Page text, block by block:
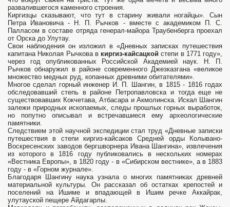
развалившегося каменного строения.
Киргизцы сказывают, что тут в старину живали ногайцы». Сын
Петра Ивановича - Н. П. Рычков - вместе с академиком П. С.
Палласом в составе отряда генерал-майора Траубенберга проехал
от Орска до Улутау.
Свои наблюдения он изложил в «Дневных записках путешествия
капитана Николая Рычкова в киргиз-кайсацкой степи в 1771 году»,
через год опубликованных Российской Академией наук. Н. П.
Рычков обнаружил в районе современного Джезказгана «великое
множество медных руд, копанных древними обитателями».
Многое сделал горный инженер И. П. Шангин, в 1815 - 1816 годах
обследовавший степь в районе Петропавловска и тогда еще не
существовавших Кокчетава, Атбасара и Акмолинска. Искал Шангин
залежи природных ископаемых, следы прошлых горных выработок,
но попутно описывал и встречавшиеся ему археологические
памятники.
Следствием этой научной экспедиции стал труд «Дневные записки
путешествия в степи киргиз-кайсаков Средней орды Колывано-
Воскресенских заводов бергшворнера Ивана Шангина», извлечения
из которого в 1816 году публиковались в нескольких номерах
«Вестника Европы», в 1820 году - в «Сибирском вестнике», а в 1883
году - в «Горном журнале».
Благодаря Шангину наука узнала о многих памятниках древней
материальной культуры. Он рассказал об остатках крепостей и
поселений на Ишиме и впадающей в Ишим речке Аккайрак,
улутауской пещере Айдагарлы.